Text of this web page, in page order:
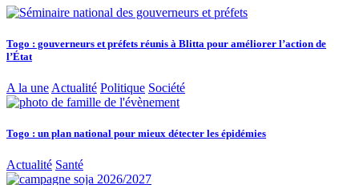
Togo : gouverneurs et préfets réunis à Blitta pour améliorer l’action de
l’État
A la une Actualité Politique Société
Togo : un plan national pour mieux détecter les épidémies
Actualité Santé